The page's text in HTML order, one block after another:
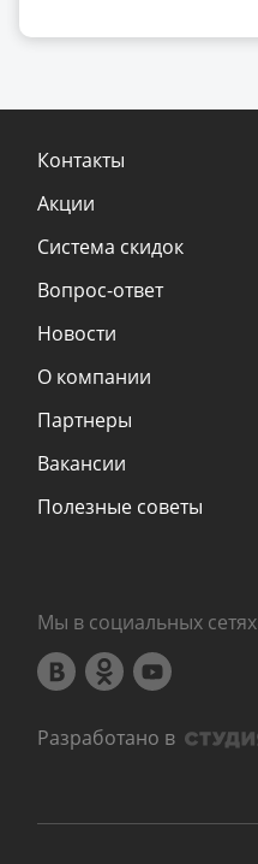
Контакты
Акции
Система скидок
Вопрос-ответ
Новости
О компании
Партнеры
Вакансии
Полезные советы
Мы в социальных сетях
Разработано в